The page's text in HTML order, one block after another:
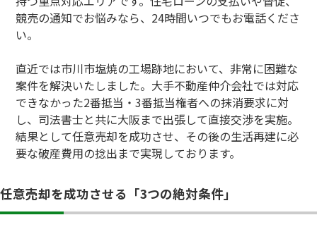
競売の通知でお悩みなら、24時間いつでもお電話くださ
い。
直近では市川市塩焼の工場跡地において、非常に困難な
案件を解決いたしました。大手不動産仲介会社では対応
できなかった2番抵当・3番抵当権者への抹消要求に対
し、司法書士と共に大阪まで出張して直接交渉を実施。
結果として任意売却を成功させ、その後の生活再建に必
要な破産費用の捻出まで実現しております。
任意売却を成功させる「3つの絶対条件」